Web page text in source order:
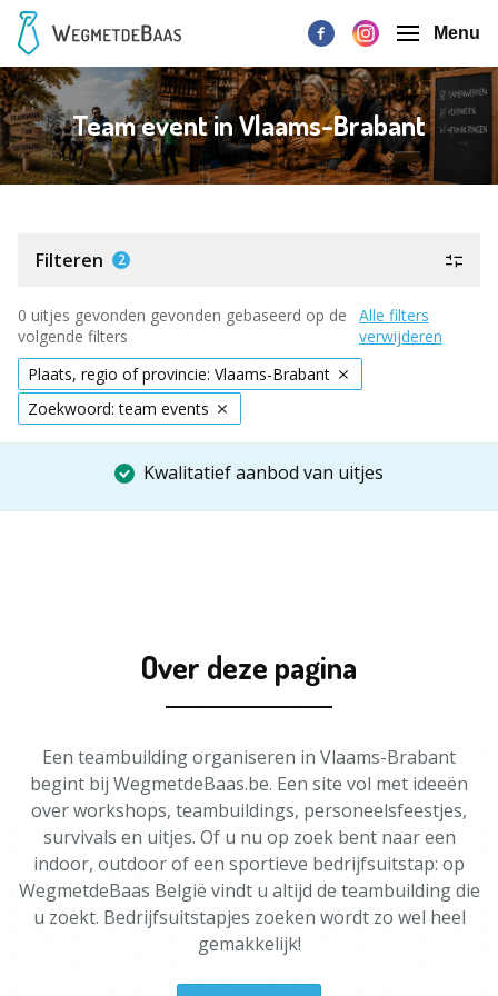
Menu
Team event in Vlaams-Brabant
Filteren 2
0 uitjes gevonden gevonden gebaseerd op de
volgende filters
Alle filters
verwijderen
Plaats, regio of provincie: Vlaams-Brabant
Zoekwoord: team events
Kwalitatief aanbod van uitjes
Over deze pagina
Een teambuilding organiseren in Vlaams-Brabant
begint bij WegmetdeBaas.be. Een site vol met ideeën
over workshops, teambuildings, personeelsfeestjes,
survivals en uitjes. Of u nu op zoek bent naar een
indoor, outdoor of een sportieve bedrijfsuitstap: op
WegmetdeBaas België vindt u altijd de teambuilding die
u zoekt. Bedrijfsuitstapjes zoeken wordt zo wel heel
gemakkelijk!